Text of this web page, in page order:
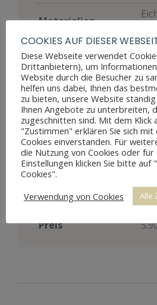
Materialien
Möbelart
Zustand
Restaurierungsjahr
Preis
COOKIES AUF DIESER
Diese Webseite verwendet
Drittanbietern), um
Website durch die Besucher zu
helfen uns dabei, Ihnen das
zu bieten, unsere Website
Ihnen Angebote zu unterbreiten,
zugeschnitten sind. Mit dem Klick
"Zustimmen" erklären Sie sich
Cookies einverstanden. Für
die Nutzung von Cookies oder
Einstellungen klicken Sie bitte auf
Cookies".
Verwendung von Cookies
Alle